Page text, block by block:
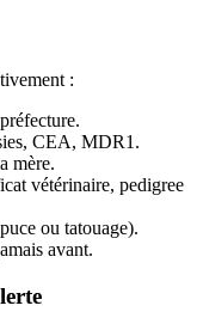
:
CEA, MDR1.
mère.
vétérinaire, pedigree
ou tatouage).
avant.